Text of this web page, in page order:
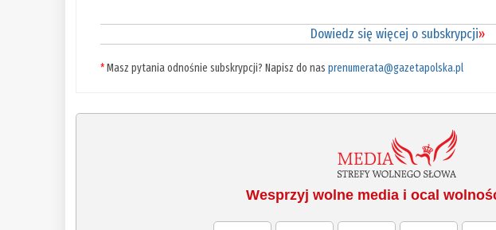
Dowiedz się więcej o subskrypcji»
*Masz pytania odnośnie subskrypcji? Napisz do nasprenumerata@gazetapolska.pl
Wesprzyj wolne media i ocal